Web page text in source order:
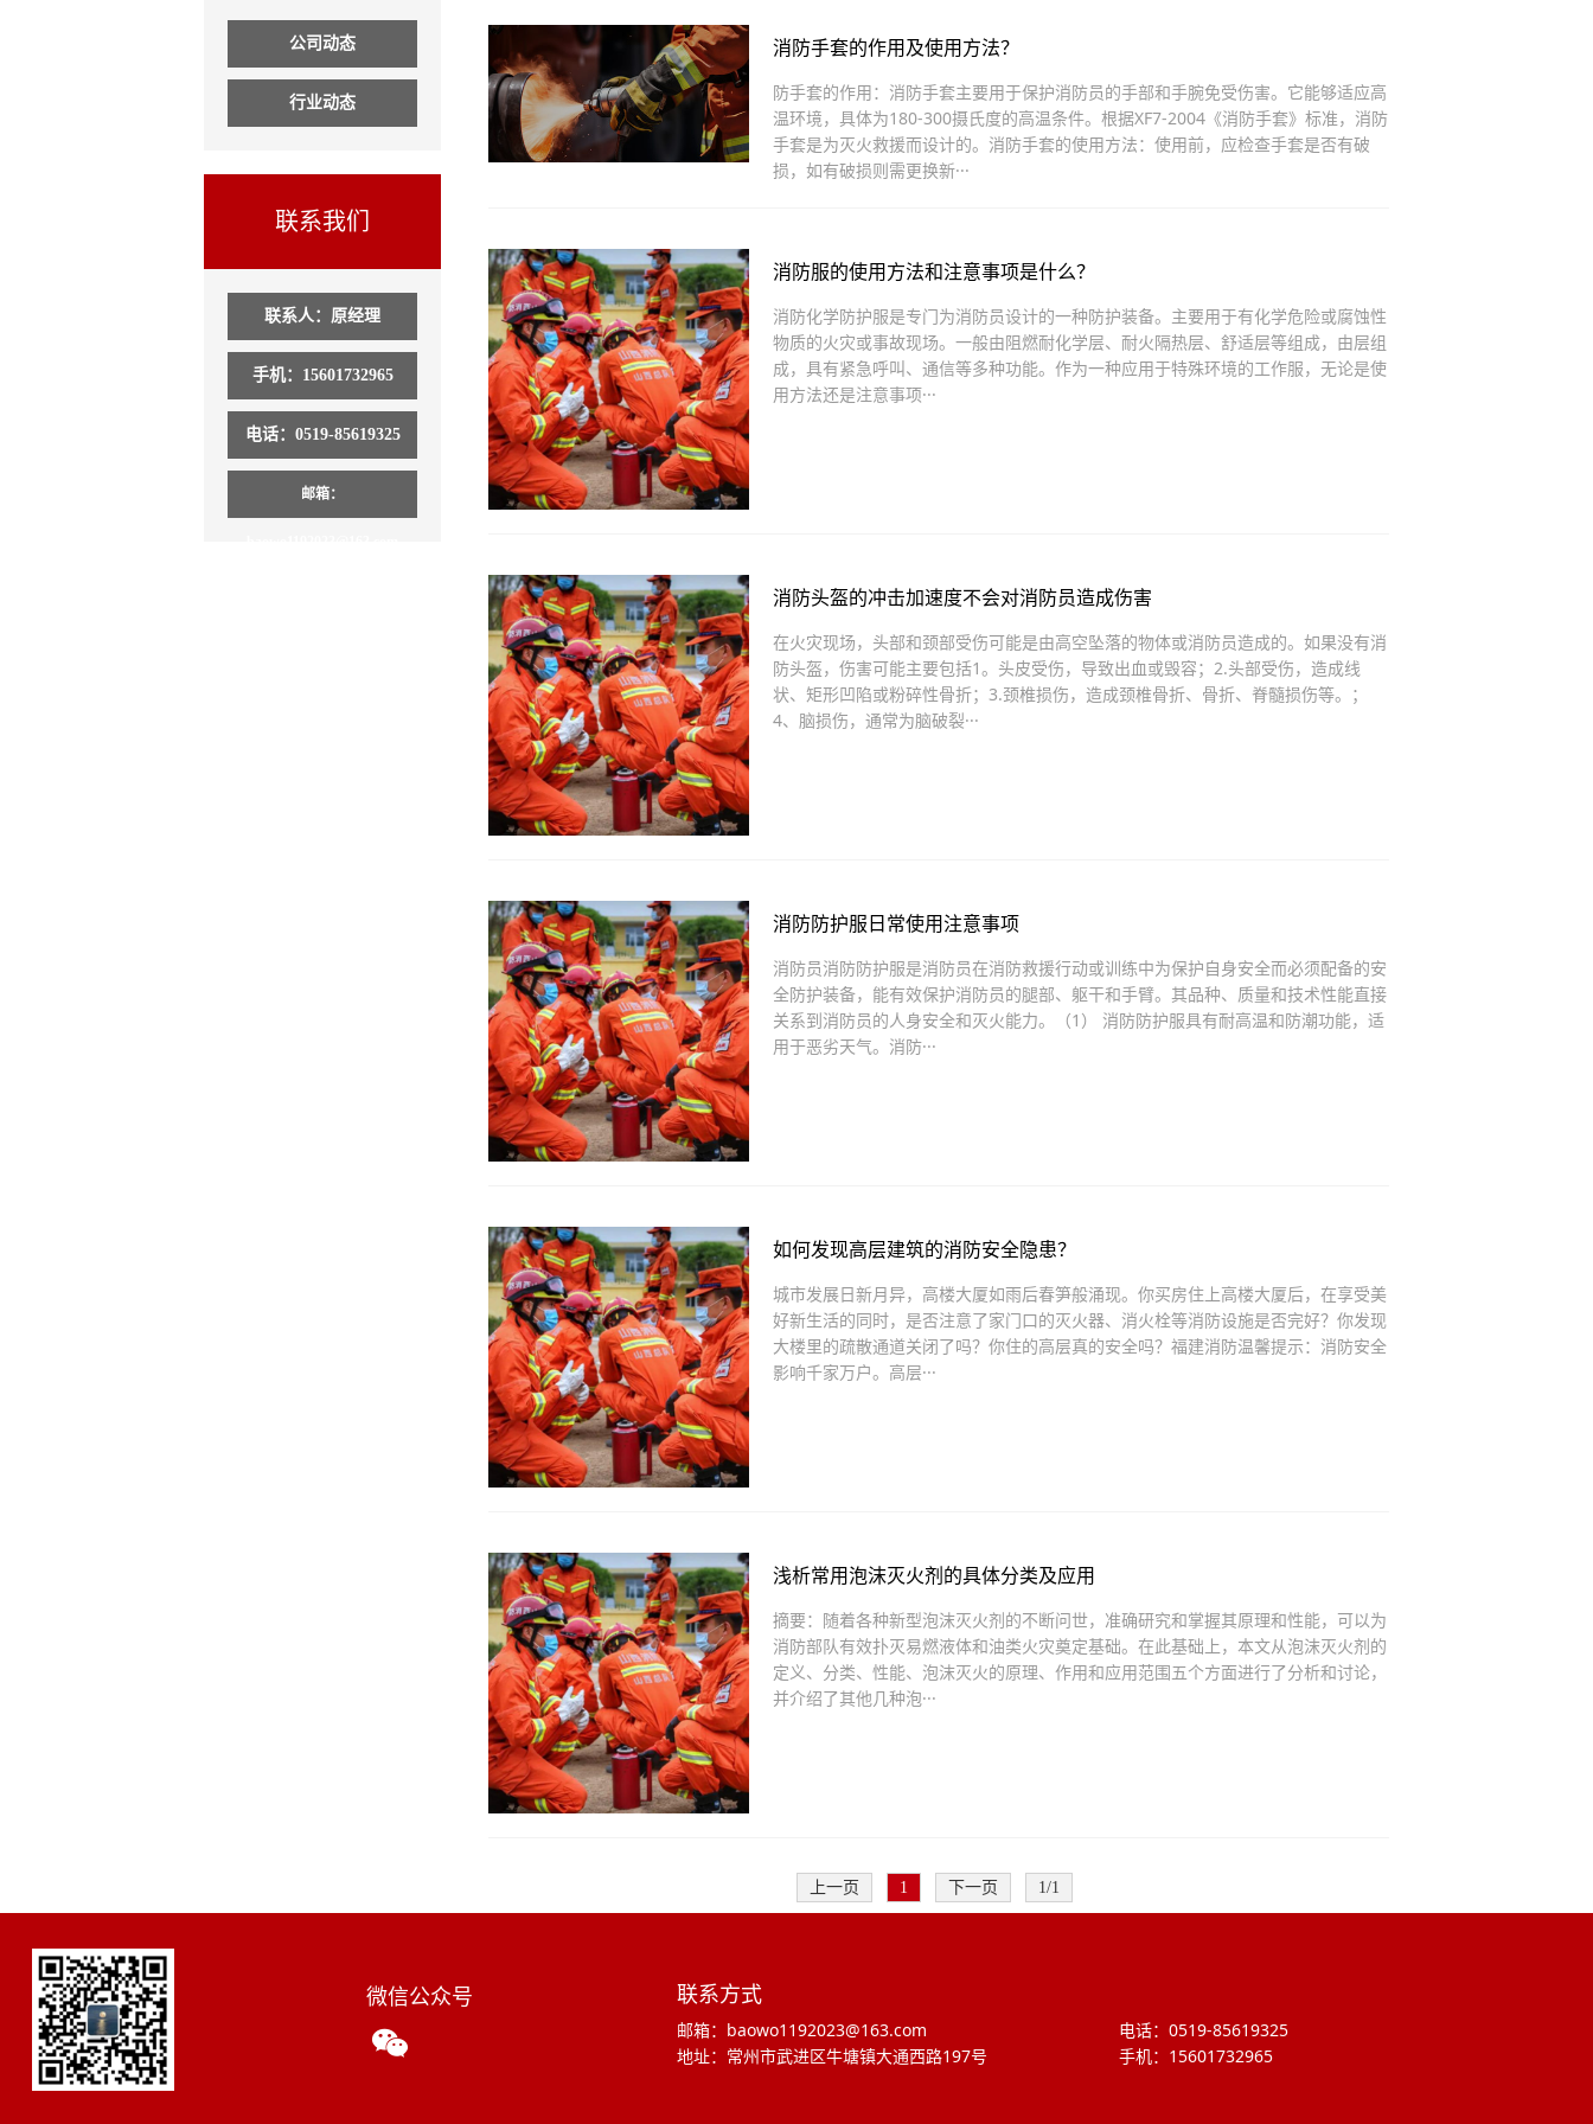
公司动态
行业动态
联系我们
联系人：原经理
手机：15601732965
电话：0519-85619325
邮箱：
消防手套的作用及使用方法？
防手套的作用：消防手套主要用于保护消防员的手部和手腕免受伤害。它能够适应高
温环境，具体为180-300摄氏度的高温条件。根据XF7-2004《消防手套》标准，消防
手套是为灭火救援而设计的。消防手套的使用方法：使用前，应检查手套是否有破
损，如有破损则需更换新···
消防服的使用方法和注意事项是什么？
消防化学防护服是专门为消防员设计的一种防护装备。主要用于有化学危险或腐蚀性
物质的火灾或事故现场。一般由阻燃耐化学层、耐火隔热层、舒适层等组成，由层组
成，具有紧急呼叫、通信等多种功能。作为一种应用于特殊环境的工作服，无论是使
用方法还是注意事项···
消防头盔的冲击加速度不会对消防员造成伤害
在火灾现场，头部和颈部受伤可能是由高空坠落的物体或消防员造成的。如果没有消
防头盔，伤害可能主要包括1。头皮受伤，导致出血或毁容；2.头部受伤，造成线
状、矩形凹陷或粉碎性骨折；3.颈椎损伤，造成颈椎骨折、骨折、脊髓损伤等。；
4、脑损伤，通常为脑破裂···
消防防护服日常使用注意事项
消防员消防防护服是消防员在消防救援行动或训练中为保护自身安全而必须配备的安
全防护装备，能有效保护消防员的腿部、躯干和手臂。其品种、质量和技术性能直接
关系到消防员的人身安全和灭火能力。（1） 消防防护服具有耐高温和防潮功能，适
用于恶劣天气。消防···
如何发现高层建筑的消防安全隐患？
城市发展日新月异，高楼大厦如雨后春笋般涌现。你买房住上高楼大厦后，在享受美
好新生活的同时，是否注意了家门口的灭火器、消火栓等消防设施是否完好？你发现
大楼里的疏散通道关闭了吗？你住的高层真的安全吗？福建消防温馨提示：消防安全
影响千家万户。高层···
浅析常用泡沫灭火剂的具体分类及应用
摘要：随着各种新型泡沫灭火剂的不断问世，准确研究和掌握其原理和性能，可以为
消防部队有效扑灭易燃液体和油类火灾奠定基础。在此基础上，本文从泡沫灭火剂的
定义、分类、性能、泡沫灭火的原理、作用和应用范围五个方面进行了分析和讨论，
并介绍了其他几种泡···
上一页 1 下一页 1/1
微信公众号 联系方式
邮箱：baowo1192023@163.com
电话：0519-85619325
地址：常州市武进区牛塘镇大通西路197号
手机：15601732965